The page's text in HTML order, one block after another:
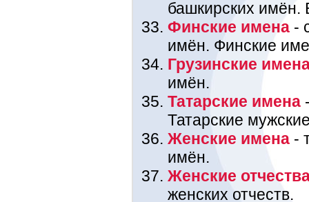
башкирских имён.
Финские имена -
имён. Финские
Грузинские
имён.
Татарские имена
Татарские
Женские имена -
имён.
Женские
женских отчеств.